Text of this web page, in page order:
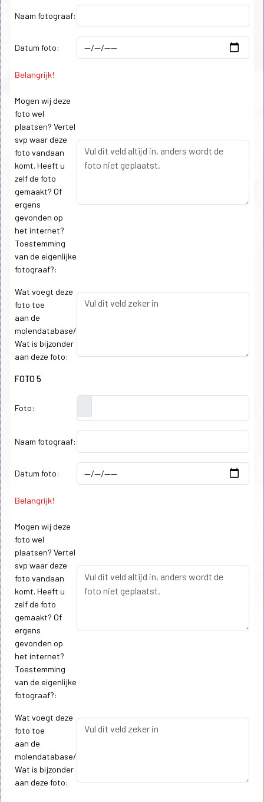
Naam fotograaf:
Datum foto:
Belangrijk!
Mogen wij deze
foto wel
plaatsen? Vertel
svp waar deze
foto vandaan
komt. Heeft u
zelf de foto
gemaakt? Of
ergens
gevonden op
het internet?
Toestemming
van de eigenlijke
fotograaf?:
Wat voegt deze
foto toe
aan de
molendatabase/
Wat is bijzonder
aan deze foto:
FOTO 5
Foto:
Naam fotograaf:
Datum foto:
Belangrijk!
Mogen wij deze
foto wel
plaatsen? Vertel
svp waar deze
foto vandaan
komt. Heeft u
zelf de foto
gemaakt? Of
ergens
gevonden op
het internet?
Toestemming
van de eigenlijke
fotograaf?:
Wat voegt deze
foto toe
aan de
molendatabase/
Wat is bijzonder
aan deze foto: